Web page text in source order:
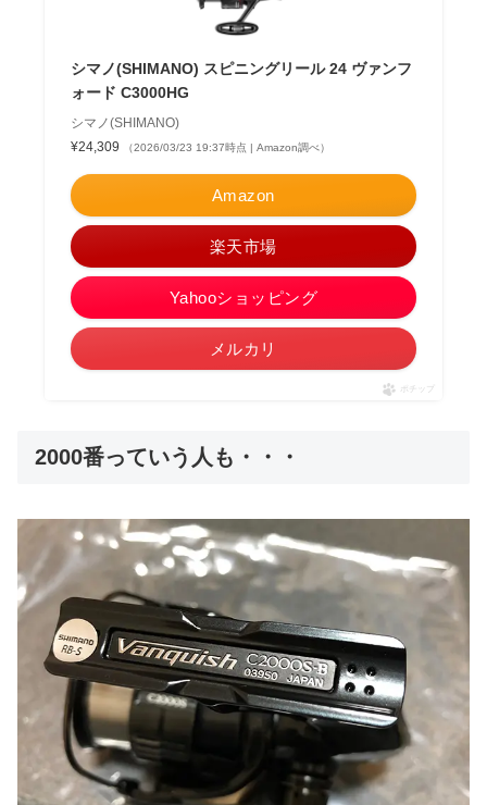
シマノ(SHIMANO) スピニングリール 24 ヴァンフ
ォード C3000HG
シマノ(SHIMANO)
¥24,309
（2026/03/23 19:37時点 | Amazon調べ）
Amazon
楽天市場
Yahooショッピング
メルカリ
ポチップ
2000番っていう人も・・・